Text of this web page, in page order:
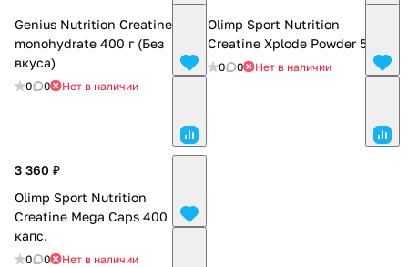
Genius Nutrition Creatine
monohydrate 400 г (Без
вкуса)
0 0 Нет в наличии
Olimp Sport Nutrition
Creatine Xplode Powder 500 г
0 0 Нет в наличии
3 360 ₽
Olimp Sport Nutrition
Creatine Mega Caps 400
капс.
0 0 Нет в наличии